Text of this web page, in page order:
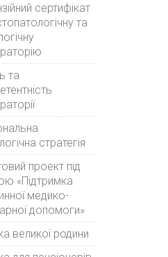
сертифікат
та
та
стратегія
проект під
«Підтримка
медико-
допомоги»
великої родини